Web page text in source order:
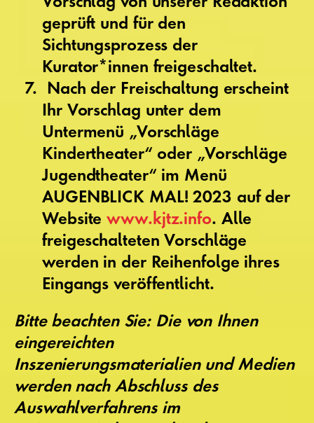
geprüft und für den
Sichtungsprozess der
Kurator*innen freigeschaltet.
Nach der Freischaltung erscheint
Ihr Vorschlag unter dem
Untermenü „Vorschläge
Kindertheater“ oder „Vorschläge
Jugendtheater“ im Menü
AUGENBLICK MAL! 2023 auf der
Websitewww.kjtz.info. Alle
freigeschalteten Vorschläge
werden in der Reihenfolge ihres
Eingangs veröffentlicht.
Bitte beachten Sie: Die von Ihnen
eingereichten
Inszenierungsmaterialien und Medien
werden nach Abschluss des
Auswahlverfahrens im